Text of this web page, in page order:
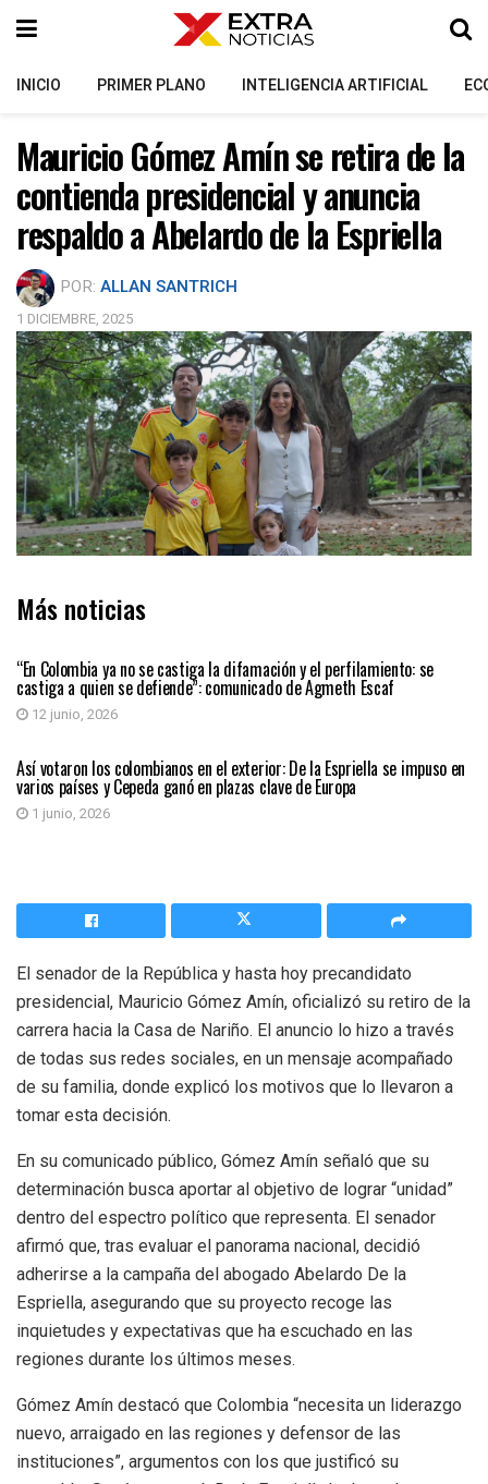
INICIO PRIMER PLANO INTELIGENCIA ARTIFICIAL
Mauricio Gómez Amín se retira de la
contienda presidencial y anuncia
respaldo a Abelardo de la Espriella
POR: ALLAN SANTRICH
1 DICIEMBRE, 2025
Más noticias
“En Colombia ya no se castiga la difamación y el perfilamiento: se
castiga a quien se defiende”: comunicado de Agmeth Escaf
12 junio, 2026
PAÍS
Así votaron los colombianos en el exterior: De la Espriella se impuso en
varios países y Cepeda ganó en plazas clave de Europa
1 junio, 2026
El senador de la República y hasta hoy precandidato
presidencial, Mauricio Gómez Amín, oficializó su retiro de la
carrera hacia la Casa de Nariño. El anuncio lo hizo a través
de todas sus redes sociales, en un mensaje acompañado
de su familia, donde explicó los motivos que lo llevaron a
tomar esta decisión.
En su comunicado público, Gómez Amín señaló que su
determinación busca aportar al objetivo de lograr “unidad”
dentro del espectro político que representa. El senador
afirmó que, tras evaluar el panorama nacional, decidió
adherirse a la campaña del abogado Abelardo De la
Espriella, asegurando que su proyecto recoge las
inquietudes y expectativas que ha escuchado en las
regiones durante los últimos meses.
Gómez Amín destacó que Colombia “necesita un liderazgo
nuevo, arraigado en las regiones y defensor de las
instituciones”, argumentos con los que justificó su